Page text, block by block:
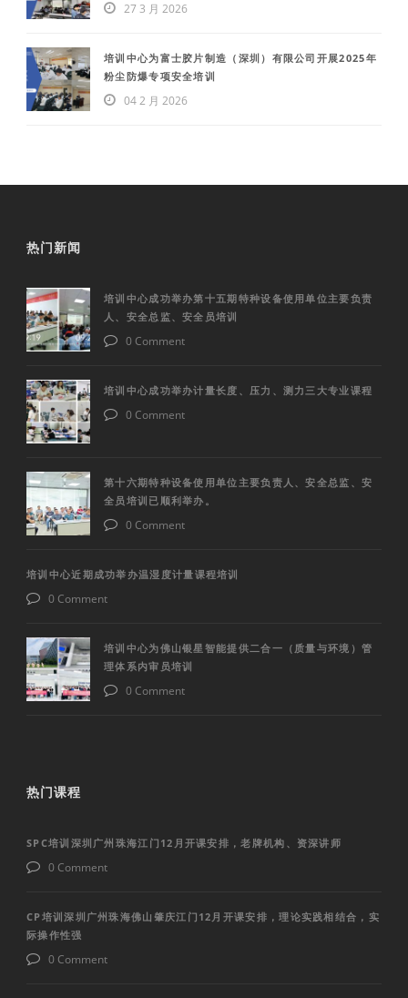
27 3 月 2026
培训中心为富士胶片制造（深圳）有限公司开展2025年
粉尘防爆专项安全培训
04 2 月 2026
热门新闻
培训中心成功举办第十五期特种设备使用单位主要负责
人、安全总监、安全员培训
0 Comment
培训中心成功举办计量长度、压力、测力三大专业课程
0 Comment
第十六期特种设备使用单位主要负责人、安全总监、安
全员培训已顺利举办。
0 Comment
培训中心近期成功举办温湿度计量课程培训
0 Comment
培训中心为佛山银星智能提供二合一（质量与环境）管
理体系内审员培训
0 Comment
热门课程
SPC培训深圳广州珠海江门12月开课安排，老牌机构、资深讲师
0 Comment
CP培训深圳广州珠海佛山肇庆江门12月开课安排，理论实践相结合，实
际操作性强
0 Comment